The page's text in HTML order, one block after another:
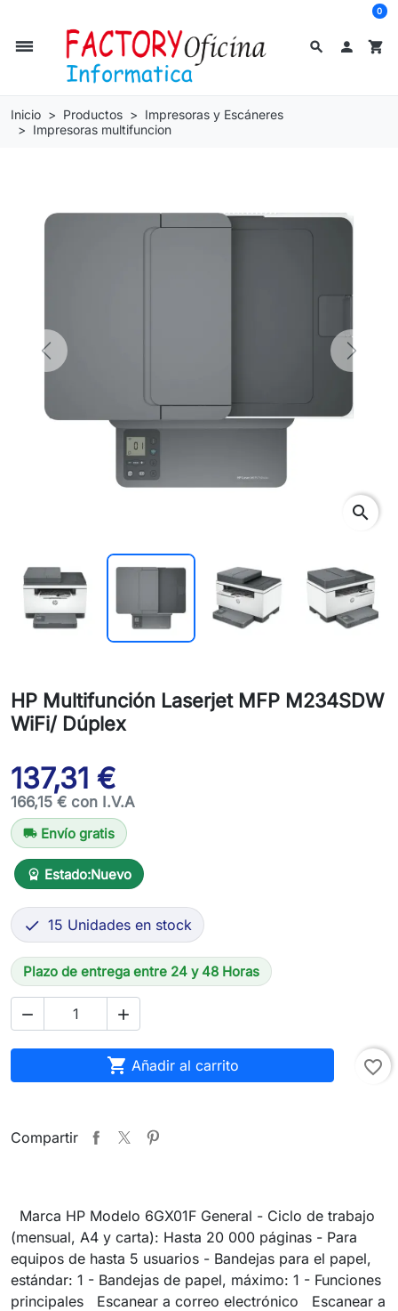
search
dehaze  shopping_cart
0
Inicio Productos
Impresoras y Escáneres
Impresoras multifuncion
Previous Next
search
HP Multifunción Laserjet MFP M234SDW
WiFi/ Dúplex
137,31 €
166,15 € con I.V.A
local_shipping Envío gratis
workspace_premium Estado:Nuevo
 15 Unidades en stock
Plazo de entrega entre 24 y 48 Horas
 
 Añadir al carrito favorite_border
Compartir
Marca HP Modelo 6GX01F General - Ciclo de trabajo
(mensual, A4 y carta): Hasta 20 000 páginas - Para
equipos de hasta 5 usuarios - Bandejas para el papel,
estándar: 1 - Bandejas de papel, máximo: 1 - Funciones
principales Escanear a correo electrónico Escanear a